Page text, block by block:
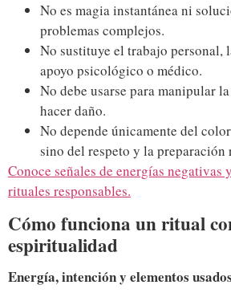
No es magia instantánea ni
problemas complejos.
No sustituye el trabajo personal,
apoyo psicológico o médico.
No debe usarse para manipular
hacer daño.
No depende únicamente del
sino del respeto y la preparación
Conoce señales de energías negativas
rituales responsables.
Cómo funciona un ritual
espiritualidad
Energía, intención y elementos usados